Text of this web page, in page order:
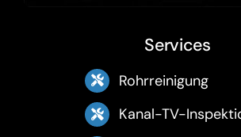
Services
Rohrreinigung
Kanal-TV-